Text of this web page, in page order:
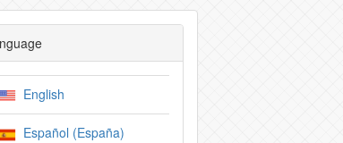
INFORMATION
English
Español (España)